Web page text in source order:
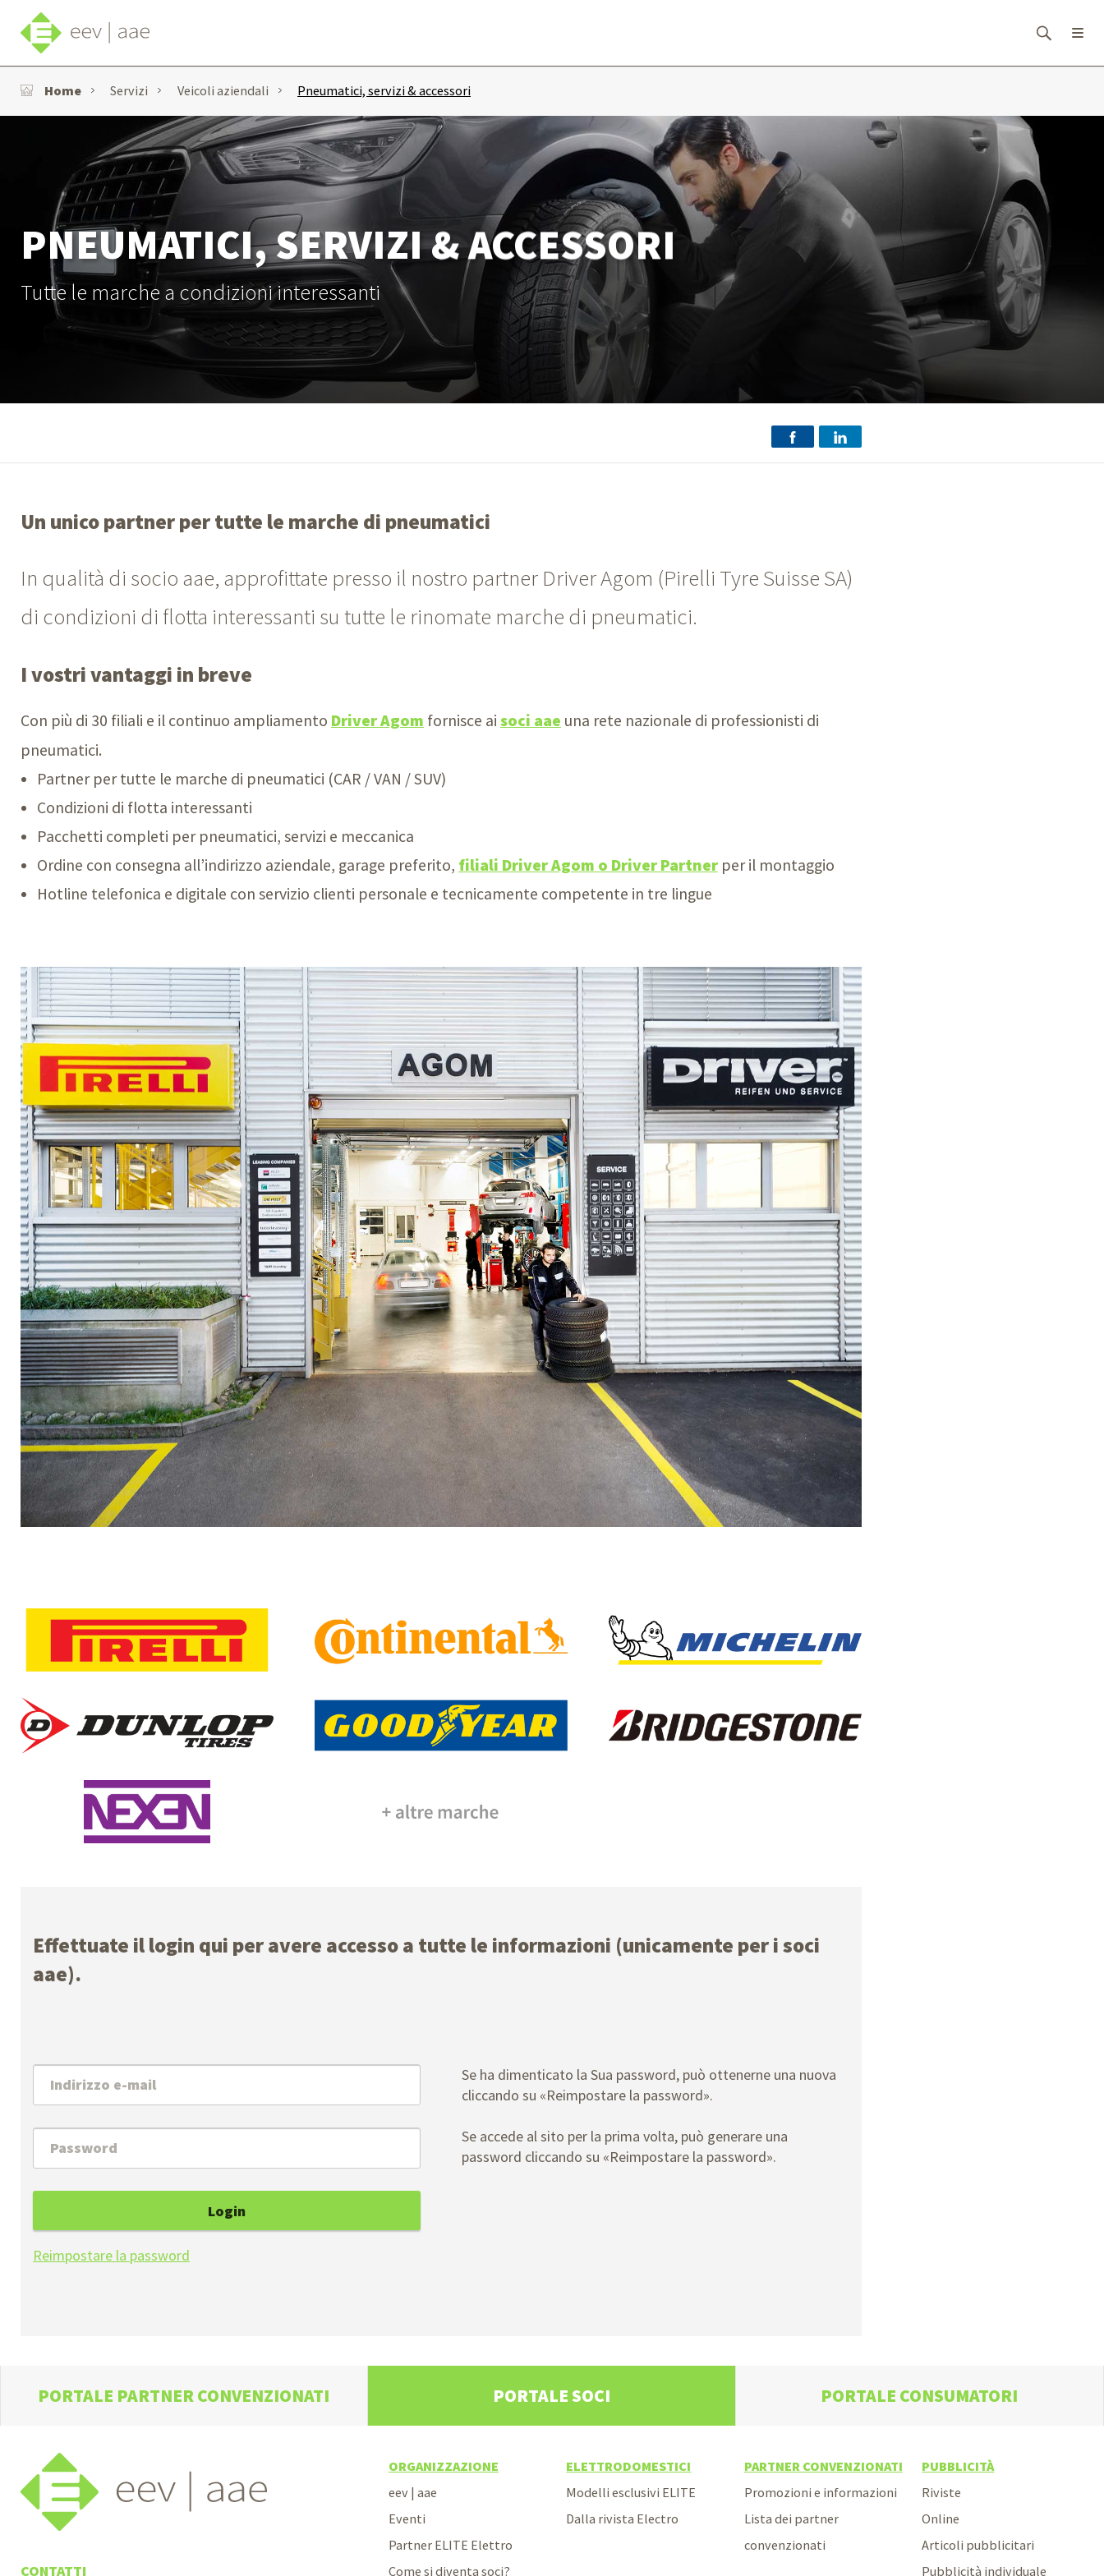
Home Servizi Veicoli aziendali Pneumatici, servizi & accessori
PNEUMATICI, SERVIZI & ACCESSORI
Tutte le marche a condizioni interessanti
Un unico partner per tutte le marche di pneumatici
In qualità di socio aae, approfittate presso il nostro partner Driver Agom (Pirelli Tyre Suisse SA)
di condizioni di flotta interessanti su tutte le rinomate marche di pneumatici.
I vostri vantaggi in breve
Con più di 30 filiali e il continuo ampliamento Driver Agom fornisce ai soci aae una rete nazionale di professionisti di
pneumatici.
Partner per tutte le marche di pneumatici (CAR /VAN /SUV)
Condizioni di flotta interessanti
Pacchetti completi per pneumatici, servizi e meccanica
Ordine con consegna all’indirizzo aziendale, garage preferito, filiali Driver Agom o Driver Partnerper il montaggio
Hotline telefonica e digitale con servizio clienti personale e tecnicamente competente in tre lingue
Effettuate il login qui per avere accesso a tutte le informazioni (unicamente per i soci
aae).
Login
Reimpostare la password
Se ha dimenticato la Sua password, può ottenerne una nuova
cliccando su «Reimpostare la password».
Se accede al sito per la prima volta, può generare una
password cliccando su «Reimpostare la password».
PORTALE PARTNER CONVENZIONATI PORTALE SOCI PORTALE CONSUMATORI
CONTATTI
ORGANIZZAZIONE
eev | aae
Eventi
Partner ELITE Elettro
Come si diventa soci?
ELETTRODOMESTICI
Modelli esclusivi ELITE
Dalla rivista Electro
PARTNER CONVENZIONATI
Promozioni e informazioni
Lista dei partner
convenzionati
PUBBLICITÀ
Riviste
Online
Articoli pubblicitari
Pubblicità individuale